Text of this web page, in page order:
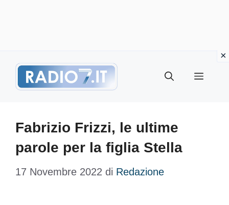
Menu
Fabrizio Frizzi, le ultime
parole per la figlia Stella
17 Novembre 2022 di Redazione